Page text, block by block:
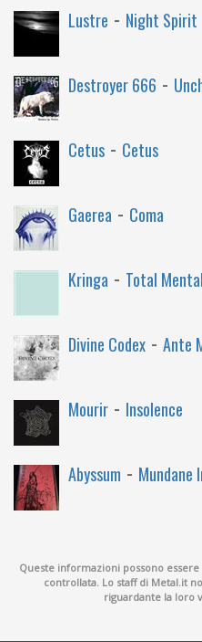
Lustre - Night Spirit
Destroyer 666 -
Cetus - Cetus
Gaerea - Coma
Kringa - Total
Divine Codex - Ante
Mourir - Insolence
Abyssum - Mundane
Queste informazioni possono
controllata. Lo staff di Metal.it
riguardante la loro